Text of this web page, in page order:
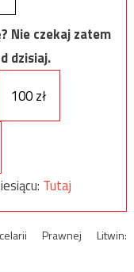
Nie czekaj zatem
dzisiaj.
100 zł
Tutaj
Prawnej Litwin: